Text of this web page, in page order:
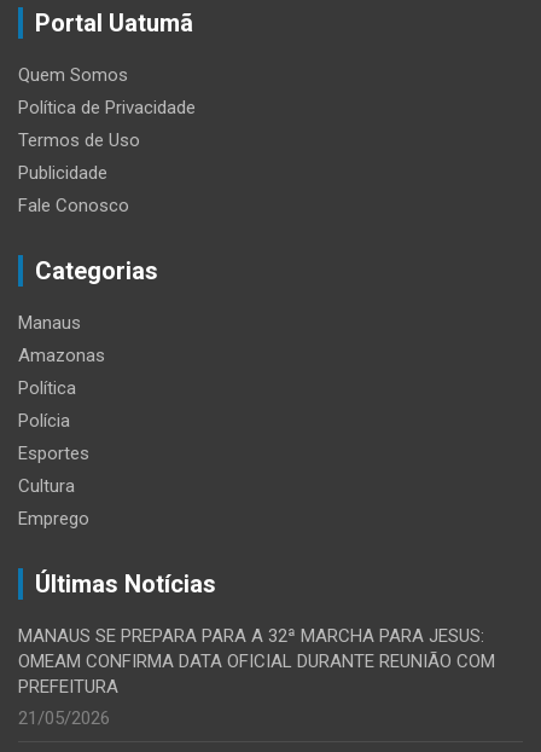
Portal Uatumã
Quem Somos
Política de Privacidade
Termos de Uso
Publicidade
Fale Conosco
Categorias
Manaus
Amazonas
Política
Polícia
Esportes
Cultura
Emprego
Últimas Notícias
MANAUS SE PREPARA PARA A 32ª MARCHA PARA JESUS:
OMEAM CONFIRMA DATA OFICIAL DURANTE REUNIÃO COM
PREFEITURA
21/05/2026